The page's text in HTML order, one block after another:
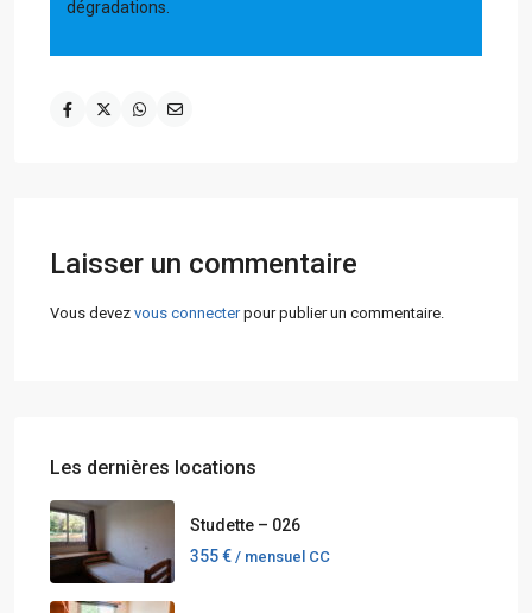
dégradations.
Laisser un commentaire
Vous devez vous connecterpour publier un commentaire.
Les dernières locations
Studette – 026
355 € / mensuel CC